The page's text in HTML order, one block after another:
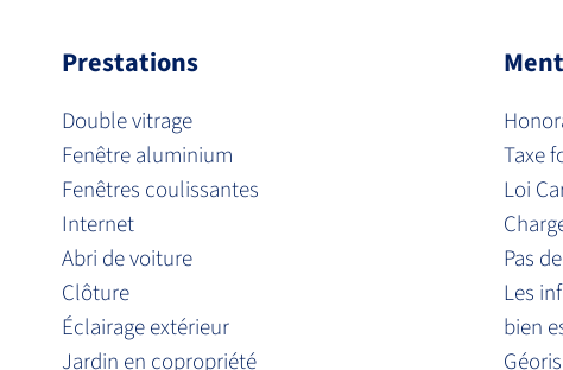
Prestations
Double vitrage
Fenêtre aluminium
Fenêtres coulissantes
Internet
Abri de voiture
Clôture
Éclairage extérieur
Jardin en copropriété
Taxe
Loi
Pas
Les
bien